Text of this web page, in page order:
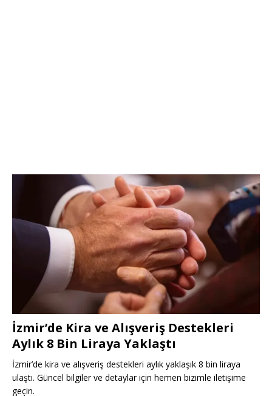
İzmir’de Kira ve Alışveriş Destekleri
Aylık 8 Bin Liraya Yaklaştı
İzmir’de kira ve alışveriş destekleri aylık yaklaşık 8 bin liraya
ulaştı. Güncel bilgiler ve detaylar için hemen bizimle iletişime
geçin.